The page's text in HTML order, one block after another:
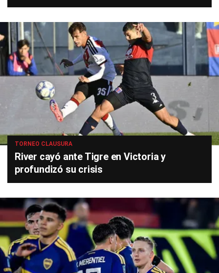
TORNEO CLAUSURA
River cayó ante Tigre en Victoria y
profundizó su crisis